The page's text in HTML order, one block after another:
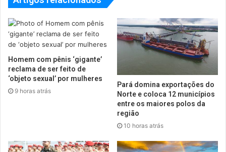
Homem com pênis ‘gigante’
reclama de ser feito de
‘objeto sexual’ por mulheres
9 horas atrás
Pará domina exportações do
Norte e coloca 12 municípios
entre os maiores polos da
região
10 horas atrás